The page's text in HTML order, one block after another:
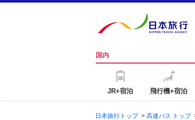
国内
JR+宿泊 飛行機+宿泊
日本旅行トップ> 高速バス トップ